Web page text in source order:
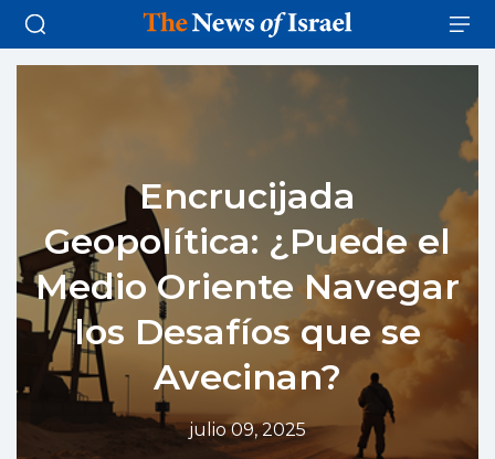
Encrucijada
Geopolítica: ¿Puede el
Medio Oriente Navegar
los Desafíos que se
Avecinan?
julio 09, 2025